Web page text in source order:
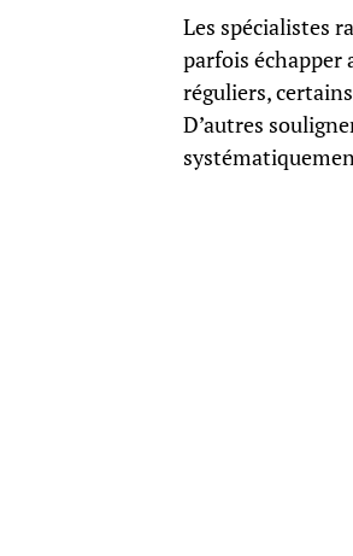
Les spécialistes
parfois échapper
réguliers,
D’autres